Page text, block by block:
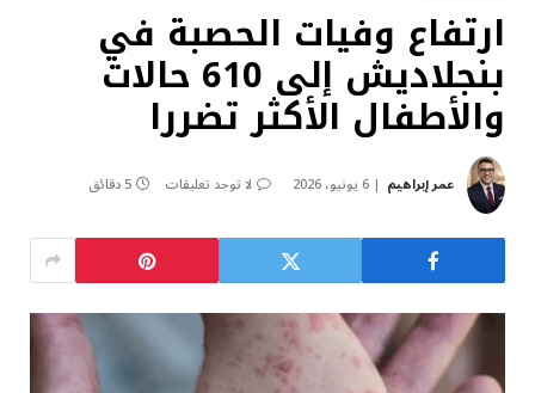
ارتفاع وفيات الحصبة في
بنجلاديش إلى 610 حالات
والأطفال الأكثر تضررا
عمر إبراهيم 6 يونيو، 2026 لا توجد تعليقات 5 دقائق